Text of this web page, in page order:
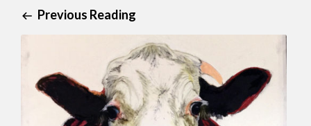
Previous Reading